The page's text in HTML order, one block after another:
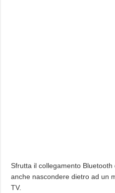
Sfrutta il collegamento
anche nascondere dietro ad un
TV.